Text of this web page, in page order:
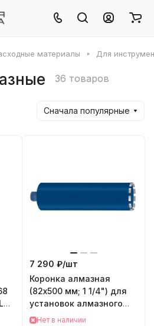
материалы Для
36 товаров
Сначала популярные
7 290 ₽/шт
Коронка алмазная
(82х500 мм; 1 1/4") для
установок алмазного
бурения KEOS
Нет в наличии